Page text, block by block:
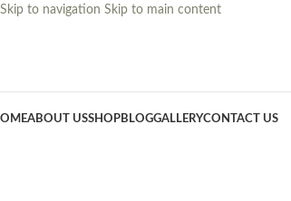
Skip to navigation Skip to main content
ABOUT USSHOPBLOGGALLERYCONTACT US